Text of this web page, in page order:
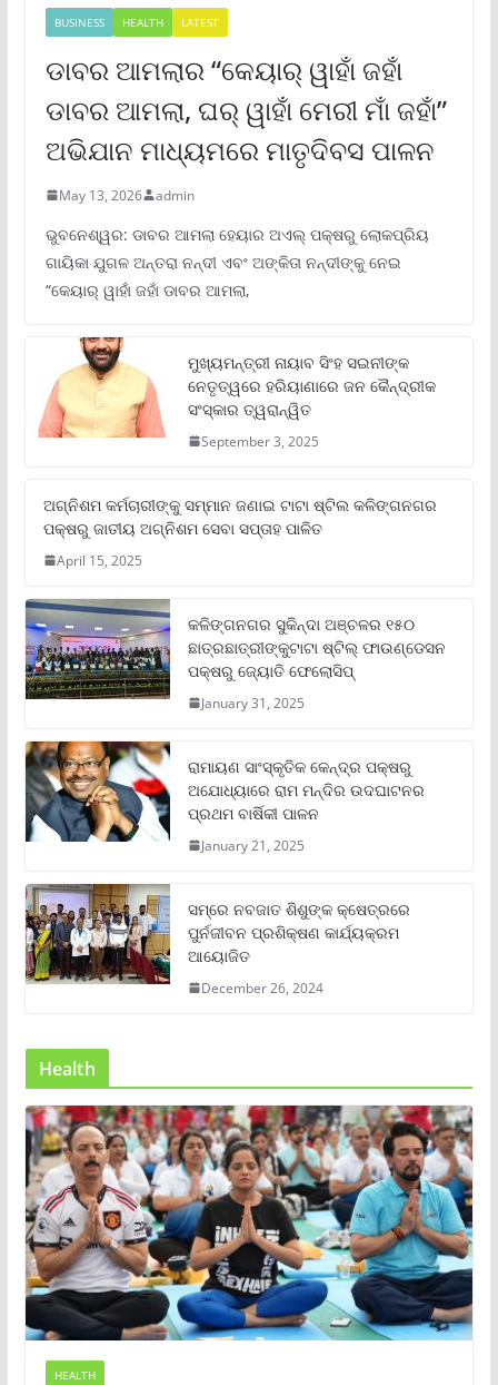
BUSINESS HEALTH LATEST
ଡାବର ଆମଲାର “କେୟାର୍ ୱାହାଁ ଜହାଁ
ଡାବର ଆମଲା, ଘର୍ ୱାହାଁ ମେରୀ ମାଁ ଜହାଁ”
ଅଭିଯାନ ମାଧ୍ୟମରେ ମାତୃଦିବସ ପାଳନ
May 13, 2026 admin
ଭୁବନେଶ୍ୱର: ଡାବର ଆମଲା ହେୟାର ଅଏଲ୍ ପକ୍ଷରୁ ଲୋକପ୍ରିୟ
ଗାୟିକା ଯୁଗଳ ଅନ୍ତରା ନନ୍ଦୀ ଏବଂ ଅଙ୍କିତା ନନ୍ଦୀଙ୍କୁ ନେଇ
“କେୟାର୍ ୱାହାଁ ଜହାଁ ଡାବର ଆମଲା,
ମୁଖ୍ୟମନ୍ତ୍ରୀ ନାୟାବ ସିଂହ ସଇନୀଙ୍କ
ନେତୃତ୍ୱରେ ହରିୟାଣାରେ ଜନ କୈନ୍ଦ୍ରୀକ
ସଂସ୍କାର ତ୍ୱରାନ୍ୱିତ
September 3, 2025
ଅଗ୍ନିଶମ କର୍ମଚାରୀଙ୍କୁ ସମ୍ମାନ ଜଣାଇ ଟାଟା ଷ୍ଟିଲ କଳିଙ୍ଗନଗର
ପକ୍ଷରୁ ଜାତୀୟ ଅଗ୍ନିଶମ ସେବା ସପ୍ତାହ ପାଳିତ
April 15, 2025
କଳିଙ୍ଗନଗର ସୁକିନ୍ଦା ଅଞ୍ଚଳର ୧୫୦
ଛାତ୍ରଛାତ୍ରୀଙ୍କୁଟାଟା ଷ୍ଟିଲ୍ ଫାଉଣ୍ଡେସନ
ପକ୍ଷରୁ ଜ୍ୟୋତି ଫେଲୋସିପ୍‌
January 31, 2025
ରାମାୟଣ ସାଂସ୍କୃତିକ କେନ୍ଦ୍ର ପକ୍ଷରୁ
ଅଯୋଧ୍ୟାରେ ରାମ ମନ୍ଦିର ଉଦଘାଟନର
ପ୍ରଥମ ବାର୍ଷିକୀ ପାଳନ
January 21, 2025
ସମ୍‌ରେ ନବଜାତ ଶିଶୁଙ୍କ କ୍ଷେତ୍ରରେ
ପୁର୍ନଜୀବନ ପ୍ରଶିକ୍ଷଣ କାର୍ଯ୍ୟକ୍ରମ
ଆୟୋଜିତ
December 26, 2024
Health
HEALTH